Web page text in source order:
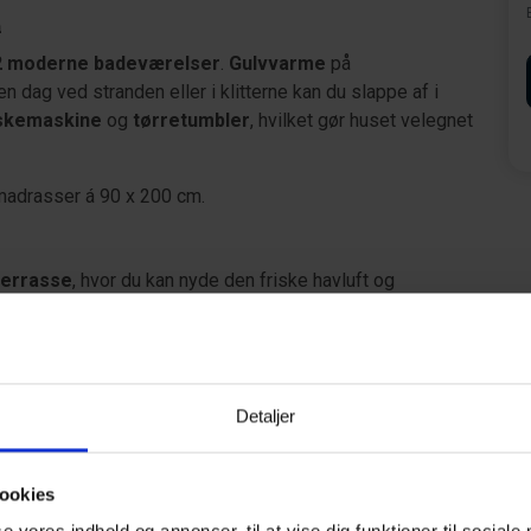
Detaljer
moderne badeværelser. Gulvvarme på
dag ved stranden eller i klitterne kan du slappe af i
og tørretumbler, hvilket gør huset velegnet
á 90 x 200 cm.
, hvor du kan nyde den friske havluft og
til fods.
på en sjælden kombination af strandnær